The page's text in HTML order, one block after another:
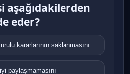
aşağıdakilerden
eder?
kararlarının saklanmasını
paylaşmamasını